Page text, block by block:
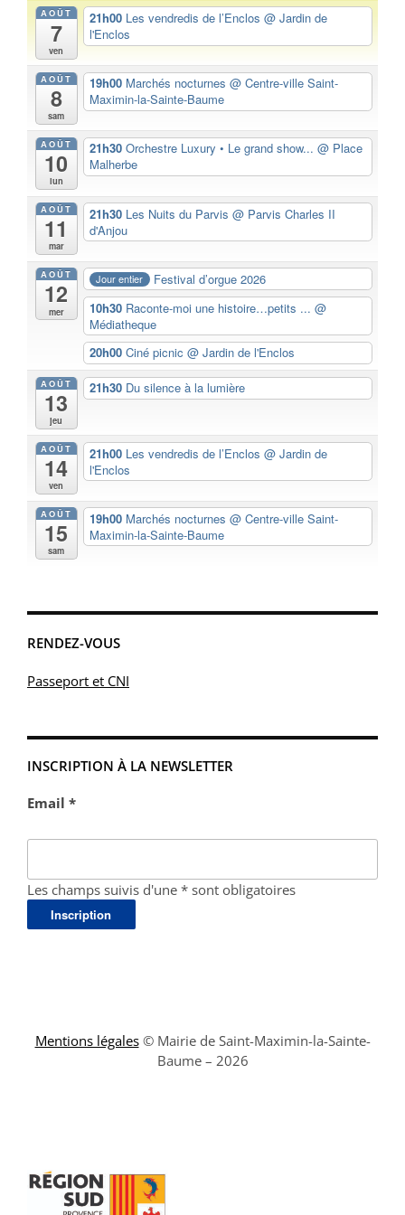
AOÛT
7
ven
21h00 Les vendredis de l’Enclos @ Jardin de
l'Enclos
AOÛT
8
sam
19h00 Marchés nocturnes @ Centre-ville Saint-
Maximin-la-Sainte-Baume
AOÛT
10
lun
21h30 Orchestre Luxury • Le grand show... @ Place
Malherbe
AOÛT
11
mar
21h30 Les Nuits du Parvis @ Parvis Charles II
d'Anjou
AOÛT
12
mer
Jour entier
Festival d’orgue 2026
10h30 Raconte-moi une histoire…petits ... @
Médiatheque
20h00 Ciné picnic @ Jardin de l'Enclos
AOÛT
13
jeu
21h30 Du silence à la lumière
AOÛT
14
ven
21h00 Les vendredis de l’Enclos @ Jardin de
l'Enclos
AOÛT
15
sam
19h00 Marchés nocturnes @ Centre-ville Saint-
Maximin-la-Sainte-Baume
RENDEZ-VOUS
Passeport et CNI
INSCRIPTION À LA NEWSLETTER
Email *
Les champs suivis d'une * sont obligatoires
Mentions légales© Mairie de Saint-Maximin-la-Sainte-
Baume – 2026